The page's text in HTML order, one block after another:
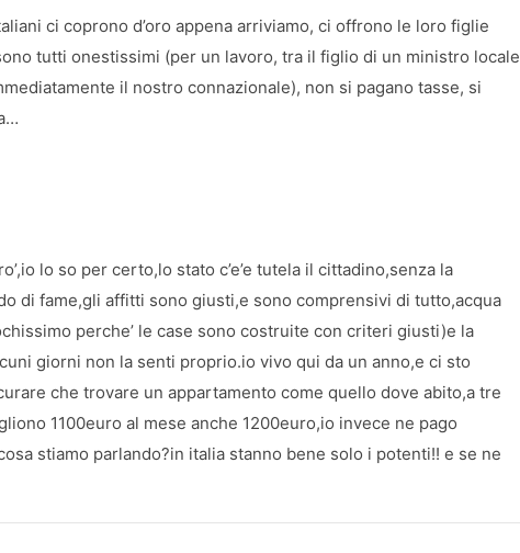
ci coprono d’oro appena arriviamo, ci offrono le loro figlie
tutti onestissimi (per un lavoro, tra il figlio di un ministro locale
il nostro connazionale), non si pagano tasse, si
lo so per certo,lo stato c’e’e tutela il cittadino,senza la
di fame,gli affitti sono giusti,e sono comprensivi di tutto,acqua
perche’ le case sono costruite con criteri giusti)e la
giorni non la senti proprio.io vivo qui da un anno,e ci sto
che trovare un appartamento come quello dove abito,a tre
1100euro al mese anche 1200euro,io invece ne pago
stiamo parlando?in italia stanno bene solo i potenti!! e se ne